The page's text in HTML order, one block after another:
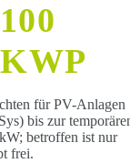
für PV-Anlagen
bis zur
betroffen ist nur
frei.